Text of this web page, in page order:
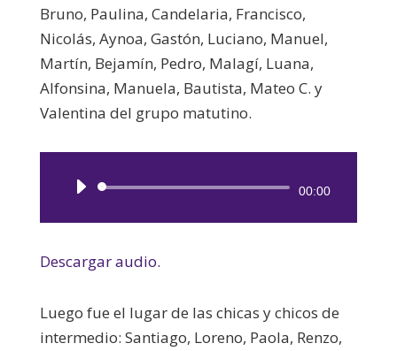
Bruno, Paulina, Candelaria, Francisco,
Nicolás, Aynoa, Gastón, Luciano, Manuel,
Martín, Bejamín, Pedro, Malagí, Luana,
Alfonsina, Manuela, Bautista, Mateo C. y
Valentina del grupo matutino.
Reproductor
00:00
Descargar audio.
Luego fue el lugar de las chicas y chicos de
intermedio: Santiago, Loreno, Paola, Renzo,